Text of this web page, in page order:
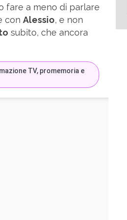
fare a meno di parlare
con Alessio, e non
subito, che ancora
TV, promemoria e